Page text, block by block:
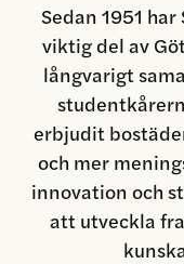
Sedan 1951
viktig del av
långvarigt
erbjudit
och mer
innovation och
att utveckla